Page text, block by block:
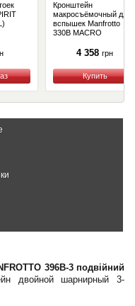
Кронштейн
макросъёмочный для
вспышек Manfrotto
330B MACRO
4 358 грн
Купить
396В-3 подвійний
двойной шарнирный 3-